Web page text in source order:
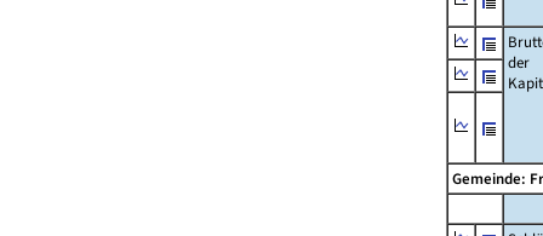
der
Gemeinde: